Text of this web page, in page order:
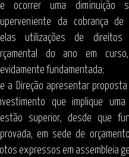
ocorrer uma diminuição
da cobrança de
utilizações de direitos
do ano em
fundamentada;
a Direção apresentar
que implique
superior, desde que
em sede de
expressos em assembleia